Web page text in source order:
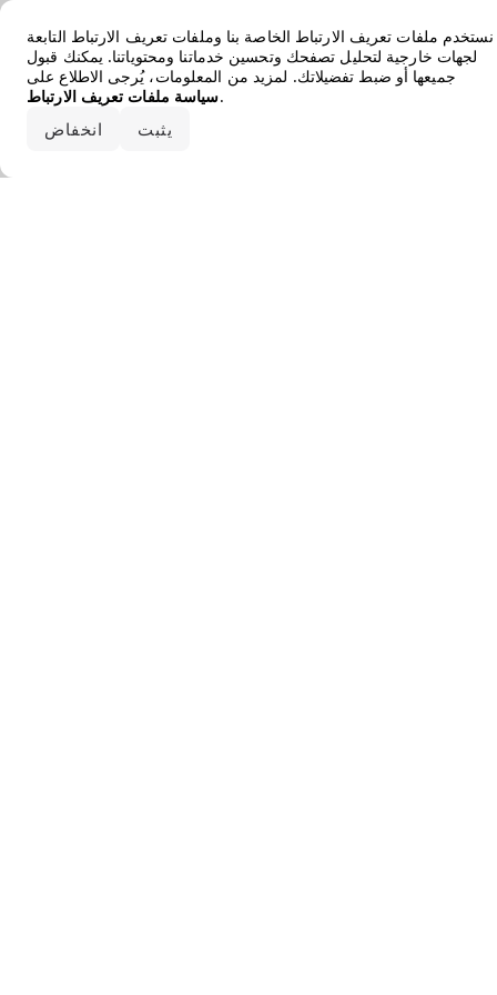
نستخدم ملفات تعريف الارتباط الخاصة بنا وملفات تعريف الارتباط التابعة
لجهات خارجية لتحليل تصفحك وتحسين خدماتنا ومحتوياتنا. يمكنك قبول
جميعها أو ضبط تفضيلاتك. لمزيد من المعلومات، يُرجى الاطلاع على
سياسة ملفات تعريف الارتباط.
انخفاض يثبت
Error loading the brand